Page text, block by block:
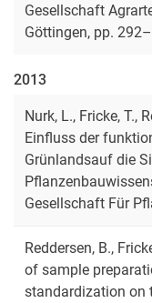
Gesellschaft
Göttingen, pp.
2013
Nurk, L., Fricke, T.,
Einfluss der
Grünlandsauf die
Gesellschaft Für
Reddersen, B.,
of sample
standardization on